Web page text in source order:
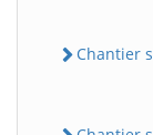
Chantier